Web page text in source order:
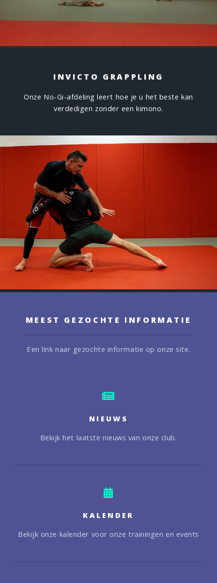
INVICTO GRAPPLING
Onze No-Gi-afdeling leert hoe je u het beste kan
verdedigen zonder een kimono.
MEEST GEZOCHTE INFORMATIE
Een link naar gezochte informatie op onze site.
NIEUWS
Bekijk het laatste nieuws van onze club.
KALENDER
Bekijk onze kalender voor onze trainingen en events